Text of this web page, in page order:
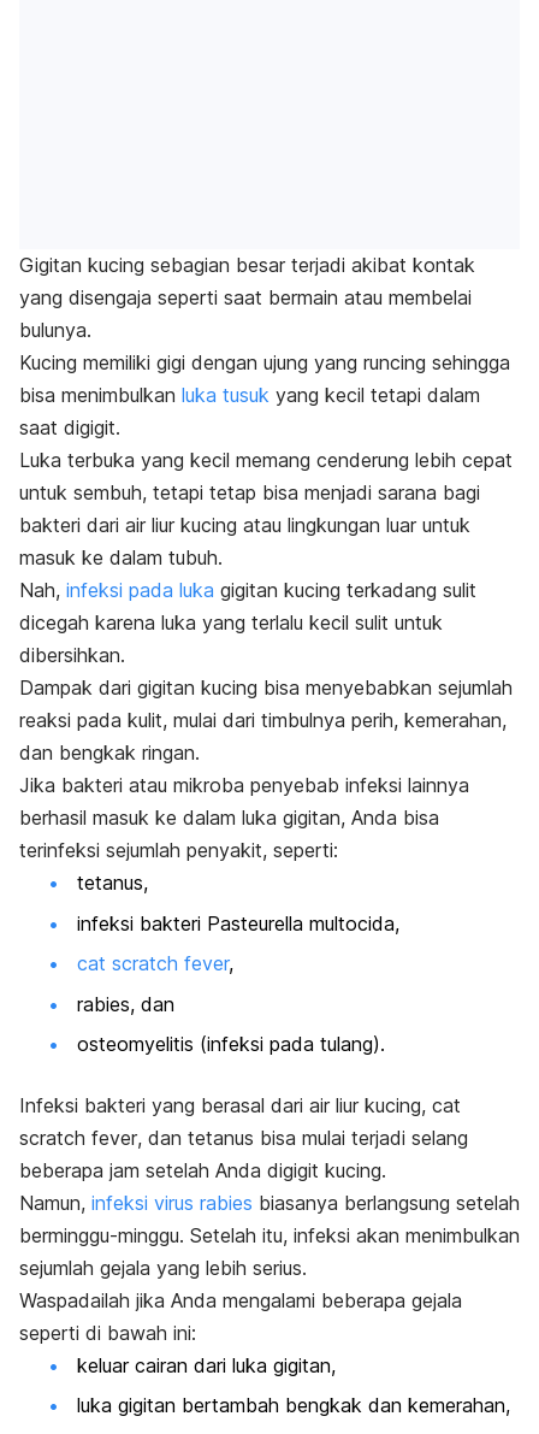
Gigitan kucing sebagian besar terjadi akibat kontak
yang disengaja seperti saat bermain atau membelai
bulunya.
Kucing memiliki gigi dengan ujung yang runcing sehingga
bisa menimbulkan luka tusuk yang kecil tetapi dalam
saat digigit.
Luka terbuka yang kecil memang cenderung lebih cepat
untuk sembuh, tetapi tetap bisa menjadi sarana bagi
bakteri dari air liur kucing atau lingkungan luar untuk
masuk ke dalam tubuh.
Nah, infeksi pada luka gigitan kucing terkadang sulit
dicegah karena luka yang terlalu kecil sulit untuk
dibersihkan.
Dampak dari gigitan kucing bisa menyebabkan sejumlah
reaksi pada kulit, mulai dari timbulnya perih, kemerahan,
dan bengkak ringan.
Jika bakteri atau mikroba penyebab infeksi lainnya
berhasil masuk ke dalam luka gigitan, Anda bisa
terinfeksi sejumlah penyakit, seperti:
tetanus,
infeksi bakteri Pasteurella multocida,
cat scratch fever,
rabies, dan
osteomyelitis (infeksi pada tulang).
Infeksi bakteri yang berasal dari air liur kucing, cat
scratch fever, dan tetanus bisa mulai terjadi selang
beberapa jam setelah Anda digigit kucing.
Namun, infeksi virus rabies biasanya berlangsung setelah
berminggu-minggu. Setelah itu, infeksi akan menimbulkan
sejumlah gejala yang lebih serius.
Waspadailah jika Anda mengalami beberapa gejala
seperti di bawah ini:
keluar cairan dari luka gigitan,
luka gigitan bertambah bengkak dan kemerahan,